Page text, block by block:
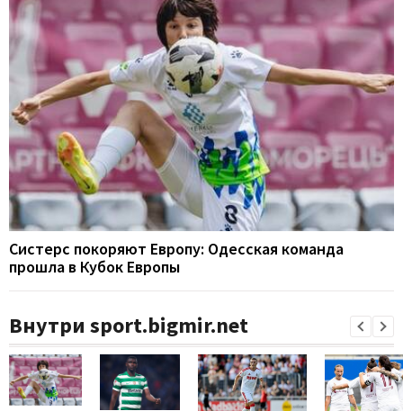
Систерс покоряют Европу: Одесская команда
прошла в Кубок Европы
Внутри sport.bigmir.net